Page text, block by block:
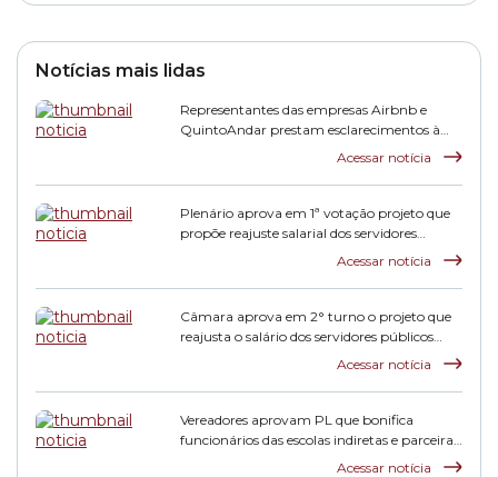
Notícias mais lidas
Representantes das empresas Airbnb e
QuintoAndar prestam esclarecimentos à
Acessar notícia
Plenário aprova em 1ª votação projeto que
propõe reajuste salarial dos servidores
Acessar notícia
Câmara aprova em 2° turno o projeto que
reajusta o salário dos servidores públicos
Acessar notícia
Vereadores aprovam PL que bonifica
funcionários das escolas indiretas e parceiras
Acessar notícia